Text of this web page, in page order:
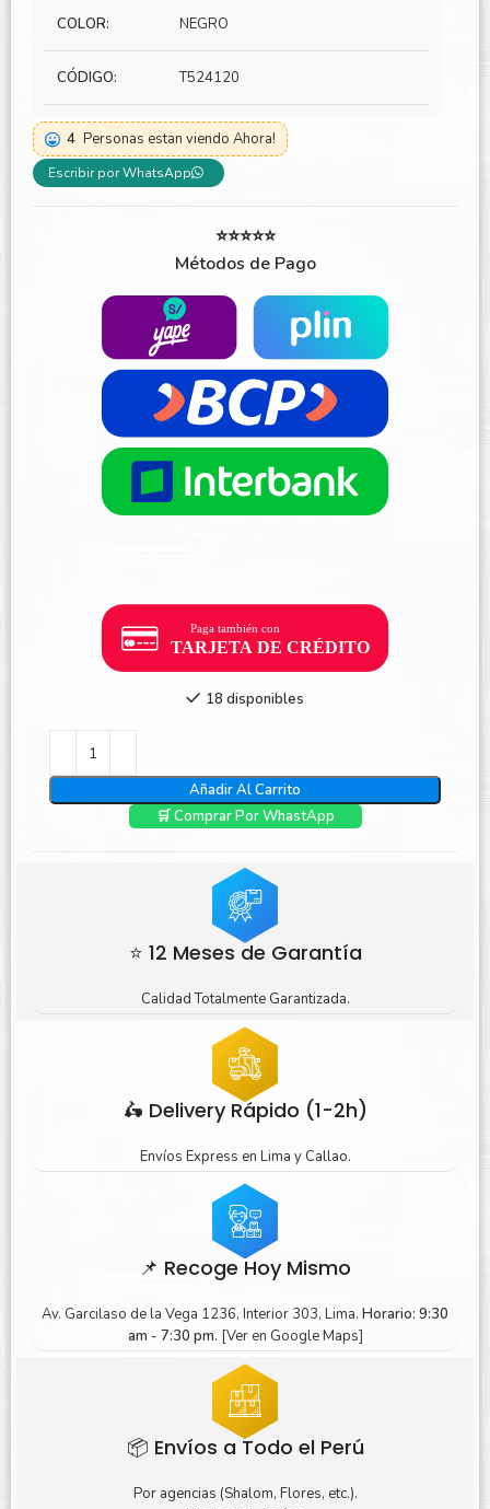
COLOR: NEGRO
CÓDIGO: T524120
4 Personas estan viendo Ahora!
Escribir por WhatsApp
⭐⭐⭐⭐⭐
Métodos de Pago
18 disponibles
Añadir Al Carrito
🛒 Comprar Por WhastApp
⭐ 12 Meses de Garantía
Calidad Totalmente Garantizada.
🛵 Delivery Rápido (1-2h)
Envíos Express en Lima y Callao.
📌 Recoge Hoy Mismo
Av. Garcilaso de la Vega 1236, Interior 303, Lima. Horario: 9:30
am - 7:30 pm. [Ver en Google Maps]
📦 Envíos a Todo el Perú
Por agencias (Shalom, Flores, etc.).